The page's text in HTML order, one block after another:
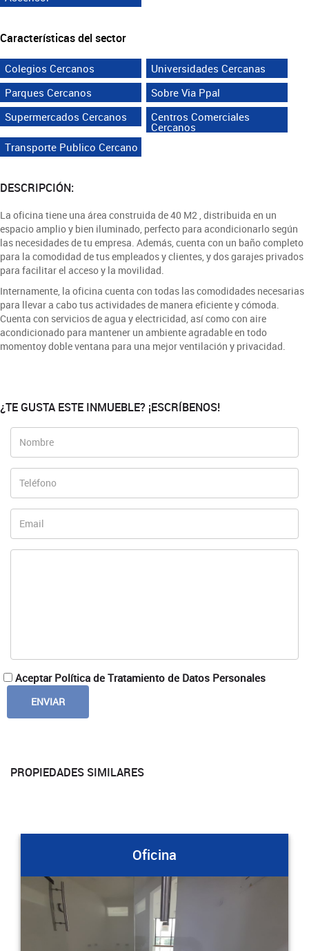
Características del sector
Colegios Cercanos
Universidades Cercanas
Parques Cercanos
Sobre Via Ppal
Supermercados Cercanos
Centros Comerciales
Cercanos
Transporte Publico Cercano
DESCRIPCIÓN:
La oficina tiene una área construida de 40 M2 , distribuida en un
espacio amplio y bien iluminado, perfecto para acondicionarlo según
las necesidades de tu empresa. Además, cuenta con un baño completo
para la comodidad de tus empleados y clientes, y dos garajes privados
para facilitar el acceso y la movilidad.
Internamente, la oficina cuenta con todas las comodidades necesarias
para llevar a cabo tus actividades de manera eficiente y cómoda.
Cuenta con servicios de agua y electricidad, así como con aire
acondicionado para mantener un ambiente agradable en todo
momentoy doble ventana para una mejor ventilación y privacidad.
¿TE GUSTA ESTE INMUEBLE? ¡ESCRÍBENOS!
Aceptar Política de Tratamiento de Datos Personales
PROPIEDADES SIMILARES
Oficina